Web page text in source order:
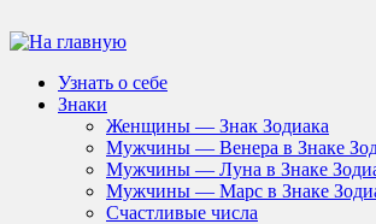
Узнать о себе
Знаки
Женщины — Знак Зодиака
Мужчины — Венера в Знаке
Мужчины — Луна в Знаке
Мужчины — Марс в Знаке
Счастливые числа